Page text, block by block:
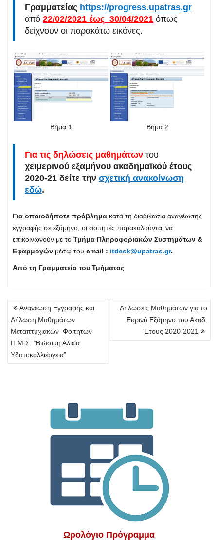
Γραμματείας https://progress.upatras.gr
από 22/02/2021 έως 30/04/2021 όπως
δείχνουν οι παρακάτω εικόνες.
Βήμα 1 Βήμα 2
Για τις δηλώσεις μαθημάτων του
χειμερινού εξαμήνου ακαδημαϊκού έτους
2020-21 δείτε την σχετική ανακοίνωση
εδώ.
Για οποιοδήποτε πρόβλημα κατά τη διαδικασία ανανέωσης
εγγραφής σε εξάμηνο, οι φοιτητές παρακαλούνται να
επικοινωνούν με το Τμήμα Πληροφοριακών Συστημάτων &
Εφαρμογών μέσω του email : itdesk@upatras.gr.
Από τη Γραμματεία του Τμήματος
Πλοήγηση
Ανανέωση Εγγραφής και
Δήλωση Μαθημάτων
Μεταπτυχιακών Φοιτητών
Π.Μ.Σ. “Βιώσιμη Αλιεία
Υδατοκαλλιέργεια”
Δηλώσεις Μαθημάτων για το
Εαρινό Εξάμηνο του Ακαδ.
Έτους 2020-2021
Ωρολόγιο Πρόγραμμα